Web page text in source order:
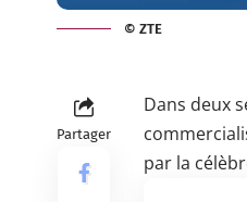
© ZTE
Partager
Dans deux
par la